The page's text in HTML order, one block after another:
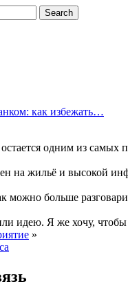
как избежать…
одним из самых
на жильё и высокой
можно больше
идею. Я же хочу,
»